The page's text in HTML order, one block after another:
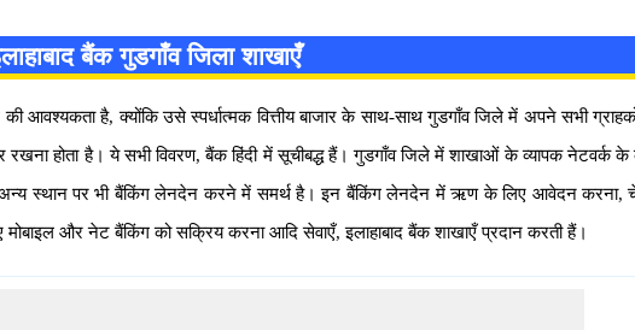
बैंक गुडगाँव जिला शाखाएँ
आवश्यकता है, क्योंकि उसे स्पर्धात्मक वित्तीय बाजार के साथ-साथ गुडगाँव जिले में अपने सभी
होता है। ये सभी विवरण, बैंक हिंदी में सूचीबद्ध हैं। गुडगाँव जिले में शाखाओं के व्यापक नेटवर्क के
अन्य स्थान पर भी बैंकिंग लेनदेन करने में समर्थ है। इन बैंकिंग लेनदेन में ऋण के लिए आवेदन करना,
और नेट बैंकिंग को सक्रिय करना आदि सेवाएँ, इलाहाबाद बैंक शाखाएँ प्रदान करती हैं।